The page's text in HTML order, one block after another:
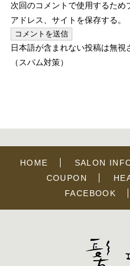
次回のコメントで使用するた
アドレス、サイトを保存する。
日本語が含まれない投稿は無視
（スパム対策）
HOME SALON
COUPON
FACEBOOK